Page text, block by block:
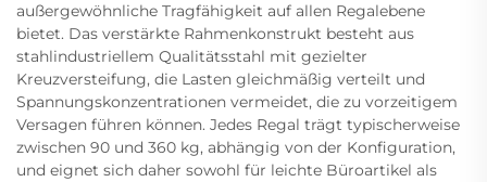
außergewöhnliche Tragfähigkeit auf allen Regalebene
bietet. Das verstärkte Rahmenkonstrukt besteht aus
stahlindustriellem Qualitätsstahl mit gezielter
Kreuzversteifung, die Lasten gleichmäßig verteilt und
Spannungskonzentrationen vermeidet, die zu vorzeitigem
Versagen führen können. Jedes Regal trägt typischerweise
zwischen 90 und 360 kg, abhängig von der Konfiguration,
und eignet sich daher sowohl für leichte Büroartikel als